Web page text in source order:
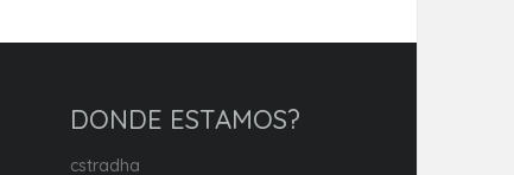
DONDE ESTAMOS?
cstradha